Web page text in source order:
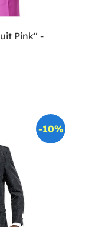
Pink" -
-10%